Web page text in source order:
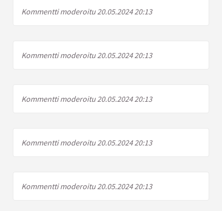
Kommentti moderoitu 20.05.2024 20:13
Kommentti moderoitu 20.05.2024 20:13
Kommentti moderoitu 20.05.2024 20:13
Kommentti moderoitu 20.05.2024 20:13
Kommentti moderoitu 20.05.2024 20:13